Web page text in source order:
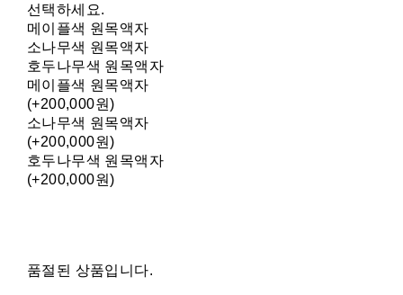
선택하세요.
메이플색 원목액자
소나무색 원목액자
호두나무색 원목액자
메이플색 원목액자
(+200,000원)
소나무색 원목액자
(+200,000원)
호두나무색 원목액자
(+200,000원)
품절된 상품입니다.